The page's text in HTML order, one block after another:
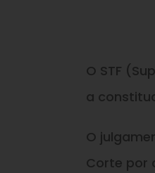
O STF
a
O
Corte por